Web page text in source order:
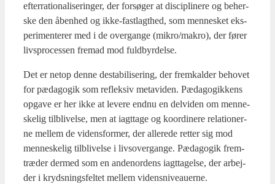
efter­ra­tio­na­li­se­rin­ger, der for­sø­ger at disci­pli­ne­re og beher­
ske den åben­hed og ikke-fast­lagt­hed, som men­ne­sket eks­
pe­ri­men­te­rer med i de over­gan­ge (mikro/makro), der fører
livs­pro­ces­sen fremad mod fuld­byr­del­se.
Det er net­op den­ne desta­bi­li­se­ring, der frem­kal­der beho­vet
for pæda­go­gik som reflek­siv metavi­den. Pæda­go­gik­kens
opga­ve er her ikke at leve­re end­nu en del­vi­den om men­ne­
ske­lig til­bli­vel­se, men at iagt­ta­ge og koor­di­ne­re rela­tio­ner­
ne mel­lem de videns­for­mer, der alle­re­de ret­ter sig mod
men­ne­ske­lig til­bli­vel­se i livsover­gan­ge. Pæda­go­gik frem­
træ­der der­med som en anden­or­dens iagt­ta­gel­se, der arbej­
der i kryds­nings­fel­tet mel­lem videns­ni­veau­er­ne.